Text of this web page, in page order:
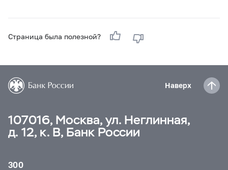
Страница была полезной?
Наверх
107016, Москва, ул. Неглинная,
д. 12, к. В, Банк России
300